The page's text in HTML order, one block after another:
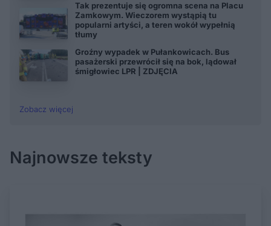
Tak prezentuje się ogromna scena na Placu
Zamkowym. Wieczorem wystąpią tu
popularni artyści, a teren wokół wypełnią
tłumy
Groźny wypadek w Pułankowicach. Bus
pasażerski przewrócił się na bok, lądował
śmigłowiec LPR | ZDJĘCIA
Zobacz więcej
Najnowsze teksty